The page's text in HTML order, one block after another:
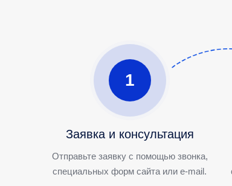
1
Заявка и консультация
Отправьте заявку с помощью звонка,
специальных форм сайта или e-mail.